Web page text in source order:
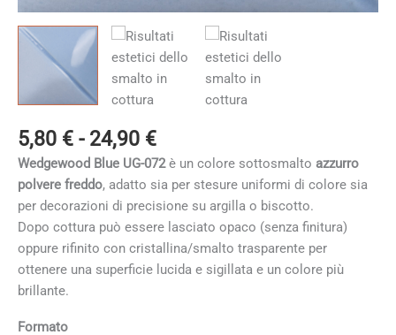
5,80 € - 24,90 €Fascia
di
prezzo:
da
5,80 €
a
24,90 €
Wedgewood Blue UG-072è un colore sottosmalto azzurro
polvere freddo, adatto sia per stesure uniformi di colore sia
per decorazioni di precisione su argilla o biscotto.
Dopo cottura può essere lasciato opaco (senza finitura)
oppure rifinito con cristallina/smalto trasparente per
ottenere una superficie lucida e sigillata e un colore più
brillante.
Formato